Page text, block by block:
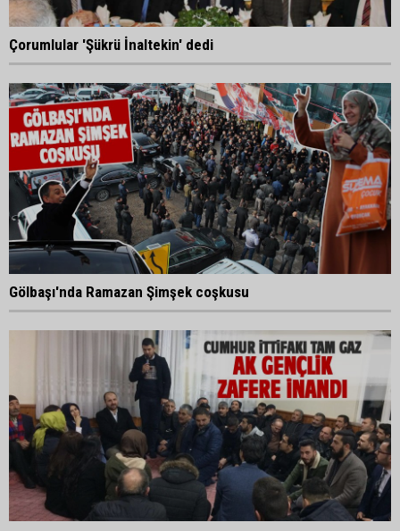
Çorumlular 'Şükrü İnaltekin' dedi
Gölbaşı'nda Ramazan Şimşek coşkusu